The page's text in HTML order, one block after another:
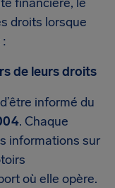
droits lorsque
de leurs droits
informé du
. Chaque
informations sur
où elle opère.